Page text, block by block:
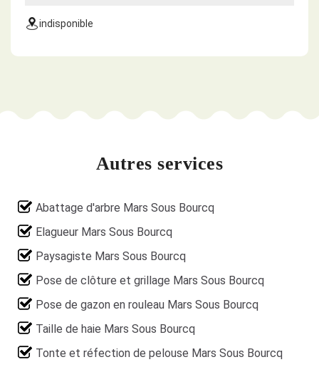
indisponible
Autres services
Abattage d'arbre Mars Sous Bourcq
Elagueur Mars Sous Bourcq
Paysagiste Mars Sous Bourcq
Pose de clôture et grillage Mars Sous Bourcq
Pose de gazon en rouleau Mars Sous Bourcq
Taille de haie Mars Sous Bourcq
Tonte et réfection de pelouse Mars Sous Bourcq